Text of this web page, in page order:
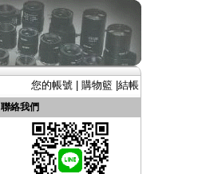
您的帳號| 購物籃| 結帳
聯絡我們